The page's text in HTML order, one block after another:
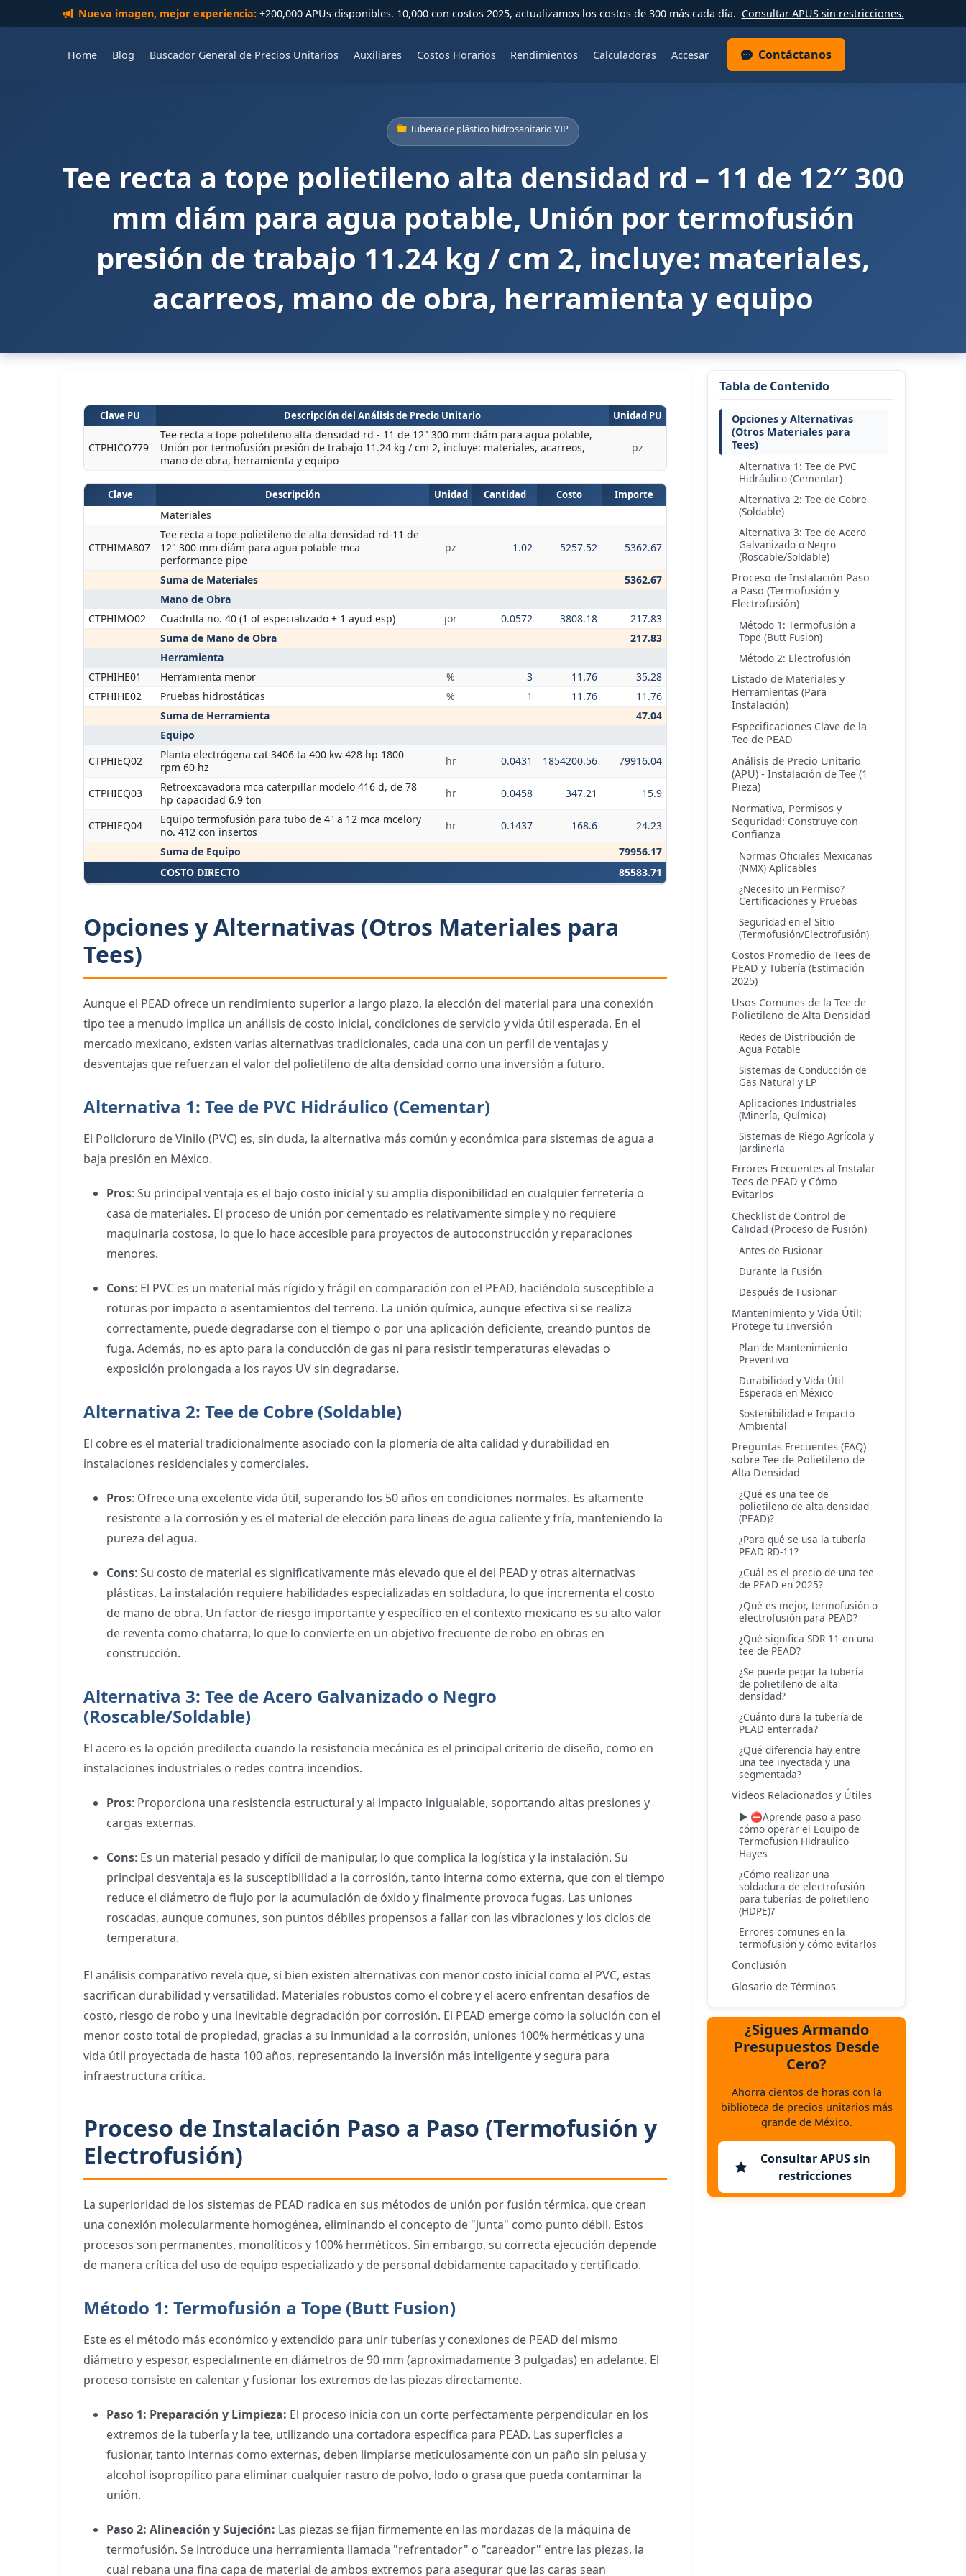
Nueva imagen, mejor experiencia:+200,000 APUs disponibles. 10,000 con costos 2025, actualizamos los costos de 300 más cada día. Consultar APUS sin restricciones.
Home Blog Buscador General de Precios Unitarios Auxiliares Costos Horarios Rendimientos Calculadoras Accesar Contáctanos
Tubería de plástico hidrosanitario VIP
Tee recta a tope polietileno alta densidad rd – 11 de 12″ 300
mm diám para agua potable, Unión por termofusión
presión de trabajo 11.24 kg / cm 2, incluye: materiales,
acarreos, mano de obra, herramienta y equipo
Clave PU Descripción del Análisis de Precio Unitario Unidad PU
CTPHICO779
Tee recta a tope polietileno alta densidad rd - 11 de 12" 300 mm diám para agua potable,
Unión por termofusión presión de trabajo 11.24 kg / cm 2, incluye: materiales, acarreos,
mano de obra, herramienta y equipo
pz
Clave Descripción Unidad Cantidad Costo Importe
Materiales
CTPHIMA807
Tee recta a tope polietileno de alta densidad rd-11 de
12" 300 mm diám para agua potable mca
performance pipe
pz 1.02 5257.52 5362.67
Suma de Materiales
5362.67
Mano de Obra
CTPHIMO02
Cuadrilla no. 40 (1 of especializado + 1 ayud esp) jor 0.0572 3808.18
217.83
Suma de Mano de Obra
217.83
Herramienta
CTPHIHE01
Herramienta menor % 3 11.76
35.28
CTPHIHE02
Pruebas hidrostáticas % 1 11.76
11.76
Suma de Herramienta
47.04
Equipo
CTPHIEQ02
Planta electrógena cat 3406 ta 400 kw 428 hp 1800
rpm 60 hz
hr 0.0431 1854200.56 79916.04
CTPHIEQ03
Retroexcavadora mca caterpillar modelo 416 d, de 78
hp capacidad 6.9 ton
hr 0.0458 347.21 15.9
CTPHIEQ04
Equipo termofusión para tubo de 4" a 12 mca mcelory
no. 412 con insertos
hr 0.1437 168.6
24.23
Suma de Equipo
79956.17
COSTO DIRECTO
85583.71
Opciones y Alternativas (Otros Materiales para
Tees)
Aunque el PEAD ofrece un rendimiento superior a largo plazo, la elección del material para una conexión
tipo tee a menudo implica un análisis de costo inicial, condiciones de servicio y vida útil esperada. En el
mercado mexicano, existen varias alternativas tradicionales, cada una con un perfil de ventajas y
desventajas que refuerzan el valor del polietileno de alta densidad como una inversión a futuro.
Alternativa 1: Tee de PVC Hidráulico (Cementar)
El Policloruro de Vinilo (PVC) es, sin duda, la alternativa más común y económica para sistemas de agua a
baja presión en México.
Pros: Su principal ventaja es el bajo costo inicial y su amplia disponibilidad en cualquier ferretería o
casa de materiales. El proceso de unión por cementado es relativamente simple y no requiere
maquinaria costosa, lo que lo hace accesible para proyectos de autoconstrucción y reparaciones
menores.
Cons: El PVC es un material más rígido y frágil en comparación con el PEAD, haciéndolo susceptible a
roturas por impacto o asentamientos del terreno. La unión química, aunque efectiva si se realiza
correctamente, puede degradarse con el tiempo o por una aplicación deficiente, creando puntos de
fuga. Además, no es apto para la conducción de gas ni para resistir temperaturas elevadas o
exposición prolongada a los rayos UV sin degradarse.
Alternativa 2: Tee de Cobre (Soldable)
El cobre es el material tradicionalmente asociado con la plomería de alta calidad y durabilidad en
instalaciones residenciales y comerciales.
Pros: Ofrece una excelente vida útil, superando los 50 años en condiciones normales. Es altamente
resistente a la corrosión y es el material de elección para líneas de agua caliente y fría, manteniendo la
pureza del agua.
Cons: Su costo de material es significativamente más elevado que el del PEAD y otras alternativas
plásticas. La instalación requiere habilidades especializadas en soldadura, lo que incrementa el costo
de mano de obra. Un factor de riesgo importante y específico en el contexto mexicano es su alto valor
de reventa como chatarra, lo que lo convierte en un objetivo frecuente de robo en obras en
construcción.
Alternativa 3: Tee de Acero Galvanizado o Negro
(Roscable/Soldable)
El acero es la opción predilecta cuando la resistencia mecánica es el principal criterio de diseño, como en
instalaciones industriales o redes contra incendios.
Pros: Proporciona una resistencia estructural y al impacto inigualable, soportando altas presiones y
cargas externas.
Cons: Es un material pesado y difícil de manipular, lo que complica la logística y la instalación. Su
principal desventaja es la susceptibilidad a la corrosión, tanto interna como externa, que con el tiempo
reduce el diámetro de flujo por la acumulación de óxido y finalmente provoca fugas. Las uniones
roscadas, aunque comunes, son puntos débiles propensos a fallar con las vibraciones y los ciclos de
temperatura.
El análisis comparativo revela que, si bien existen alternativas con menor costo inicial como el PVC, estas
sacrifican durabilidad y versatilidad. Materiales robustos como el cobre y el acero enfrentan desafíos de
costo, riesgo de robo y una inevitable degradación por corrosión. El PEAD emerge como la solución con el
menor costo total de propiedad, gracias a su inmunidad a la corrosión, uniones 100% herméticas y una
vida útil proyectada de hasta 100 años, representando la inversión más inteligente y segura para
infraestructura crítica.
Proceso de Instalación Paso a Paso (Termofusión y
Electrofusión)
La superioridad de los sistemas de PEAD radica en sus métodos de unión por fusión térmica, que crean
una conexión molecularmente homogénea, eliminando el concepto de "junta" como punto débil. Estos
procesos son permanentes, monolíticos y 100% herméticos. Sin embargo, su correcta ejecución depende
de manera crítica del uso de equipo especializado y de personal debidamente capacitado y certificado.
Método 1: Termofusión a Tope (Butt Fusion)
Este es el método más económico y extendido para unir tuberías y conexiones de PEAD del mismo
diámetro y espesor, especialmente en diámetros de 90 mm (aproximadamente 3 pulgadas) en adelante. El
proceso consiste en calentar y fusionar los extremos de las piezas directamente.
Paso 1: Preparación y Limpieza: El proceso inicia con un corte perfectamente perpendicular en los
extremos de la tubería y la tee, utilizando una cortadora específica para PEAD. Las superficies a
fusionar, tanto internas como externas, deben limpiarse meticulosamente con un paño sin pelusa y
alcohol isopropílico para eliminar cualquier rastro de polvo, lodo o grasa que pueda contaminar la
unión.
Paso 2: Alineación y Sujeción: Las piezas se fijan firmemente en las mordazas de la máquina de
termofusión. Se introduce una herramienta llamada "refrentador" o "careador" entre las piezas, la
cual rebana una fina capa de material de ambos extremos para asegurar que las caras sean
Tabla de Contenido
Opciones y Alternativas
(Otros Materiales para
Tees)
Alternativa 1: Tee de PVC
Hidráulico (Cementar)
Alternativa 2: Tee de Cobre
(Soldable)
Alternativa 3: Tee de Acero
Galvanizado o Negro
(Roscable/Soldable)
Proceso de Instalación Paso
a Paso (Termofusión y
Electrofusión)
Método 1: Termofusión a
Tope (Butt Fusion)
Método 2: Electrofusión
Listado de Materiales y
Herramientas (Para
Instalación)
Especificaciones Clave de la
Tee de PEAD
Análisis de Precio Unitario
(APU) - Instalación de Tee (1
Pieza)
Normativa, Permisos y
Seguridad: Construye con
Confianza
Normas Oficiales Mexicanas
(NMX) Aplicables
¿Necesito un Permiso?
Certificaciones y Pruebas
Seguridad en el Sitio
(Termofusión/Electrofusión)
Costos Promedio de Tees de
PEAD y Tubería (Estimación
2025)
Usos Comunes de la Tee de
Polietileno de Alta Densidad
Redes de Distribución de
Agua Potable
Sistemas de Conducción de
Gas Natural y LP
Aplicaciones Industriales
(Minería, Química)
Sistemas de Riego Agrícola y
Jardinería
Errores Frecuentes al Instalar
Tees de PEAD y Cómo
Evitarlos
Checklist de Control de
Calidad (Proceso de Fusión)
Antes de Fusionar
Durante la Fusión
Después de Fusionar
Mantenimiento y Vida Útil:
Protege tu Inversión
Plan de Mantenimiento
Preventivo
Durabilidad y Vida Útil
Esperada en México
Sostenibilidad e Impacto
Ambiental
Preguntas Frecuentes (FAQ)
sobre Tee de Polietileno de
Alta Densidad
¿Qué es una tee de
polietileno de alta densidad
(PEAD)?
¿Para qué se usa la tubería
PEAD RD-11?
¿Cuál es el precio de una tee
de PEAD en 2025?
¿Qué es mejor, termofusión o
electrofusión para PEAD?
¿Qué significa SDR 11 en una
tee de PEAD?
¿Se puede pegar la tubería
de polietileno de alta
densidad?
¿Cuánto dura la tubería de
PEAD enterrada?
¿Qué diferencia hay entre
una tee inyectada y una
segmentada?
Videos Relacionados y Útiles
▶️ ⛔Aprende paso a paso
cómo operar el Equipo de
Termofusion Hidraulico
Hayes
¿Cómo realizar una
soldadura de electrofusión
para tuberías de polietileno
(HDPE)?
Errores comunes en la
termofusión y cómo evitarlos
Conclusión
Glosario de Términos
¿Sigues Armando
Presupuestos Desde
Cero?
Ahorra cientos de horas con la
biblioteca de precios unitarios más
grande de México.
Consultar APUS sin
restricciones